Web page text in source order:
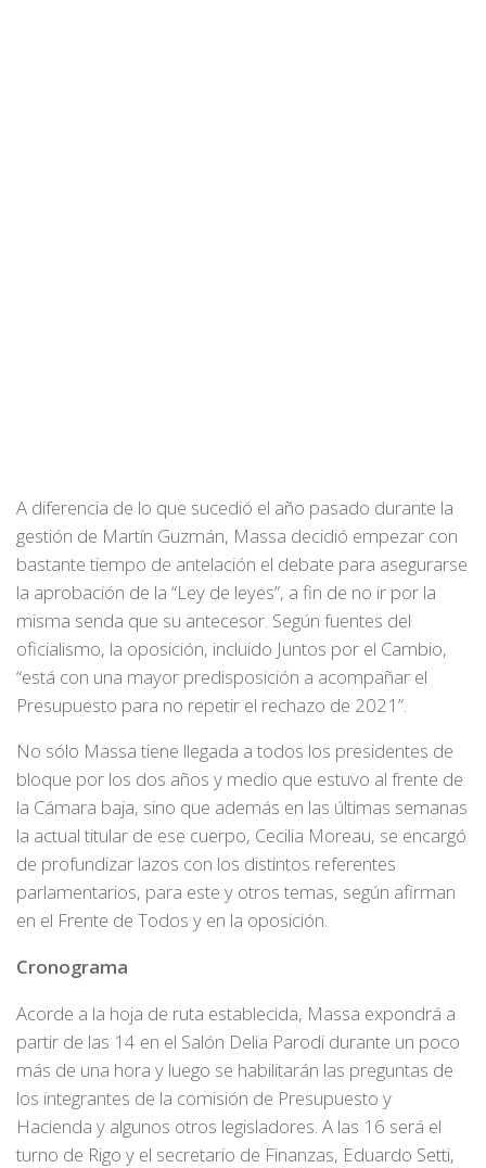
A diferencia de lo que sucedió el año pasado durante la
gestión de Martín Guzmán, Massa decidió empezar con
bastante tiempo de antelación el debate para asegurarse
la aprobación de la “Ley de leyes”, a fin de no ir por la
misma senda que su antecesor. Según fuentes del
oficialismo, la oposición, incluido Juntos por el Cambio,
“está con una mayor predisposición a acompañar el
Presupuesto para no repetir el rechazo de 2021”.
No sólo Massa tiene llegada a todos los presidentes de
bloque por los dos años y medio que estuvo al frente de
la Cámara baja, sino que además en las últimas semanas
la actual titular de ese cuerpo, Cecilia Moreau, se encargó
de profundizar lazos con los distintos referentes
parlamentarios, para este y otros temas, según afirman
en el Frente de Todos y en la oposición.
Cronograma
Acorde a la hoja de ruta establecida, Massa expondrá a
partir de las 14 en el Salón Delia Parodi durante un poco
más de una hora y luego se habilitarán las preguntas de
los integrantes de la comisión de Presupuesto y
Hacienda y algunos otros legisladores. A las 16 será el
turno de Rigo y el secretario de Finanzas, Eduardo Setti,